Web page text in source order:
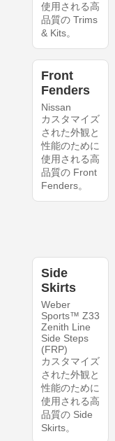
使用される高
品質の Trims
& Kits。
Front
Fenders
Nissan
カスタマイズ
された外観と
性能のために
使用される高
品質の Front
Fenders。
Side
Skirts
Weber
Sports™ Z33
Zenith Line
Side Steps
(FRP)
カスタマイズ
された外観と
性能のために
使用される高
品質の Side
Skirts。